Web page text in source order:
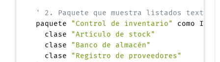
' 2. Paquete que muestra listados
paquete
"Control de inventario"
como
  clase
"Artículo de stock"
  clase
"Banco de almacén"
  clase
"Registro de proveedores"